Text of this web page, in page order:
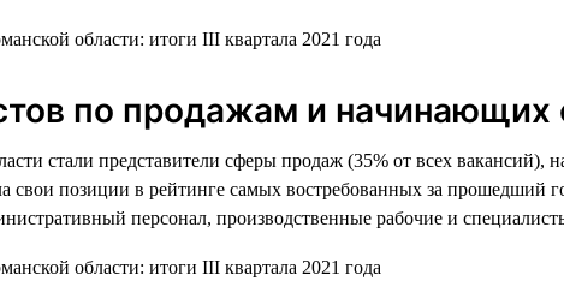
по продажам и начинающих
стали представители сферы продаж (35% от всех вакансий),
свои позиции в рейтинге самых востребованных за прошедший
персонал, производственные рабочие и